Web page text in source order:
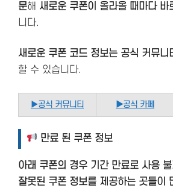
문해 새로운 쿠폰이 올라올 때마다 바
니다.
새로운 쿠폰 코드 정보는 공식 커뮤니
할 수 있습니다.
▶공식 커뮤니티 ▶공식 카페
만료 된 쿠폰 정보
아래 쿠폰의 경우 기간 만료로 사용
잘못된 쿠폰 정보를 제공하는 곳들이